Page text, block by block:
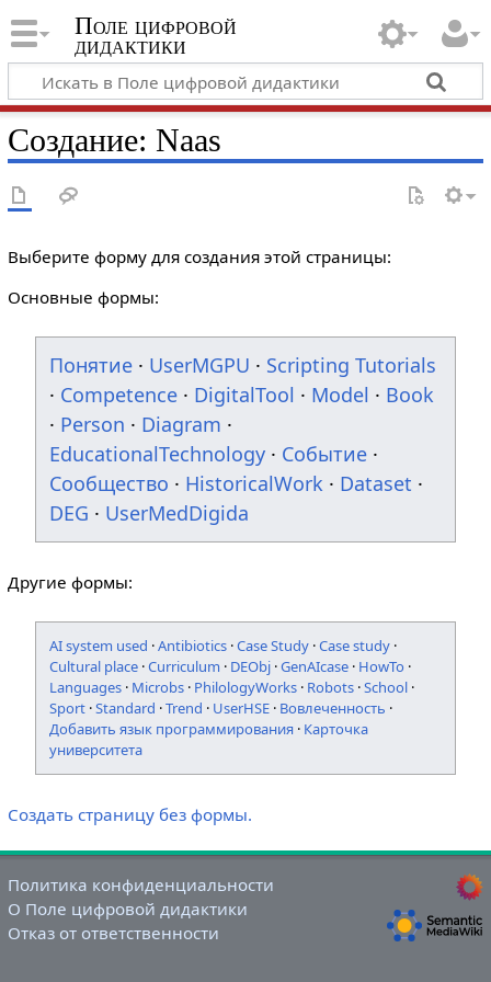
Поле цифровой
дидактики
Создание: Naas
Выберите форму для создания этой страницы:
Основные формы:
Понятие · UserMGPU · Scripting Tutorials
· Competence · DigitalTool · Model · Book
· Person · Diagram ·
EducationalTechnology · Событие ·
Сообщество · HistoricalWork · Dataset ·
DEG · UserMedDigida
Другие формы:
AI system used ·Antibiotics ·Case Study ·Case study ·
Cultural place ·Curriculum · DEObj ·GenAIcase · HowTo ·
Languages · Microbs · PhilologyWorks · Robots ·School ·
Sport ·Standard ·Trend · UserHSE · Вовлеченность ·
Добавить язык программирования · Карточка
университета
Создать страницу без формы.
Политика конфиденциальности
О Поле цифровой дидактики
Отказ от ответственности